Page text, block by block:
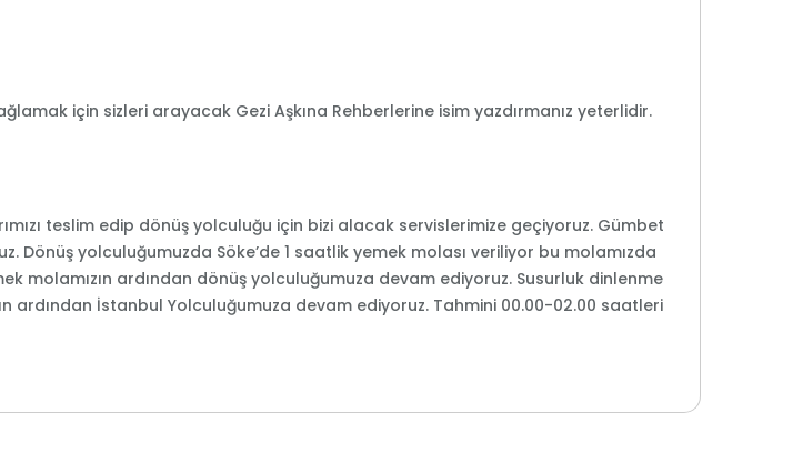
için sizleri arayacak Gezi Aşkına Rehberlerine isim yazdırmanız yeterlidir.
teslim edip dönüş yolculuğu için bizi alacak servislerimize geçiyoruz. Gümbet
Dönüş yolculuğumuzda Söke’de 1 saatlik yemek molası veriliyor bu molamızda
molamızın ardından dönüş yolculuğumuza devam ediyoruz. Susurluk dinlenme
ardından İstanbul Yolculuğumuza devam ediyoruz. Tahmini 00.00-02.00 saatleri